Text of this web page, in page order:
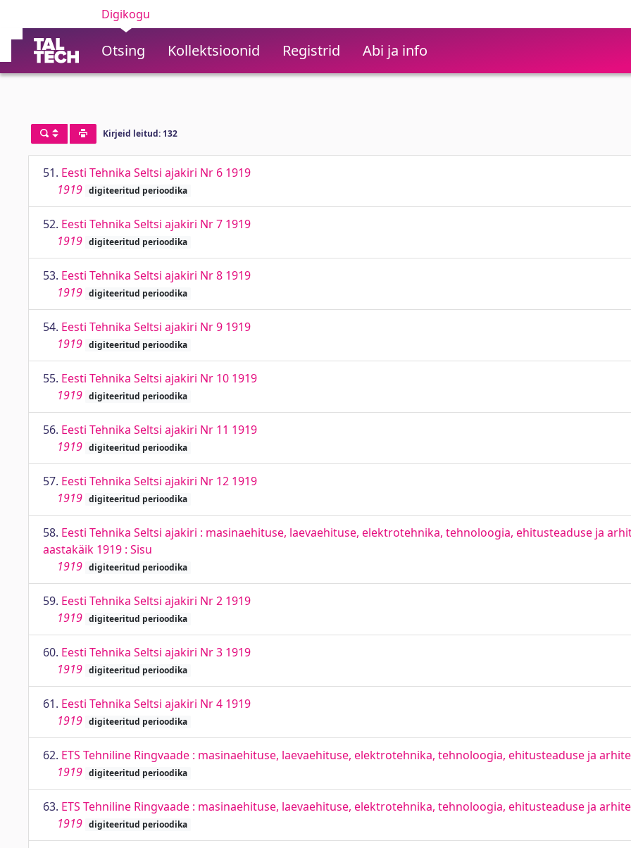
Digikogu
Otsing Kollektsioonid Registrid Abi ja info
Kirjeid leitud: 132
51. Eesti Tehnika Seltsi ajakiri Nr 6 1919
1919 digiteeritud perioodika
52. Eesti Tehnika Seltsi ajakiri Nr 7 1919
1919 digiteeritud perioodika
53. Eesti Tehnika Seltsi ajakiri Nr 8 1919
1919 digiteeritud perioodika
54. Eesti Tehnika Seltsi ajakiri Nr 9 1919
1919 digiteeritud perioodika
55. Eesti Tehnika Seltsi ajakiri Nr 10 1919
1919 digiteeritud perioodika
56. Eesti Tehnika Seltsi ajakiri Nr 11 1919
1919 digiteeritud perioodika
57. Eesti Tehnika Seltsi ajakiri Nr 12 1919
1919 digiteeritud perioodika
58. Eesti Tehnika Seltsi ajakiri : masinaehituse, laevaehituse, elektrotehnika, tehnoloogia, ehitusteaduse ja
aastakäik 1919 : Sisu
1919 digiteeritud perioodika
59. Eesti Tehnika Seltsi ajakiri Nr 2 1919
1919 digiteeritud perioodika
60. Eesti Tehnika Seltsi ajakiri Nr 3 1919
1919 digiteeritud perioodika
61. Eesti Tehnika Seltsi ajakiri Nr 4 1919
1919 digiteeritud perioodika
62. ETS Tehniline Ringvaade : masinaehituse, laevaehituse, elektrotehnika, tehnoloogia, ehitusteaduse ja
1919 digiteeritud perioodika
63. ETS Tehniline Ringvaade : masinaehituse, laevaehituse, elektrotehnika, tehnoloogia, ehitusteaduse ja
1919 digiteeritud perioodika